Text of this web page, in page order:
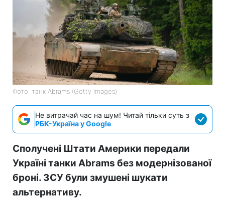
Фото: танк Abrams (Getty Images)
Не витрачай час на шум! Читай тільки суть з
РБК-Україна у Google
Сполучені Штати Америки передали
Україні танки Abrams без модернізованої
броні. ЗСУ були змушені шукати
альтернативу.